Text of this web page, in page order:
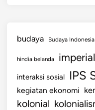
budaya Budaya Indonesia
hindia belanda
interaksi sosial IPS
kegiatan ekonomi
kolonial